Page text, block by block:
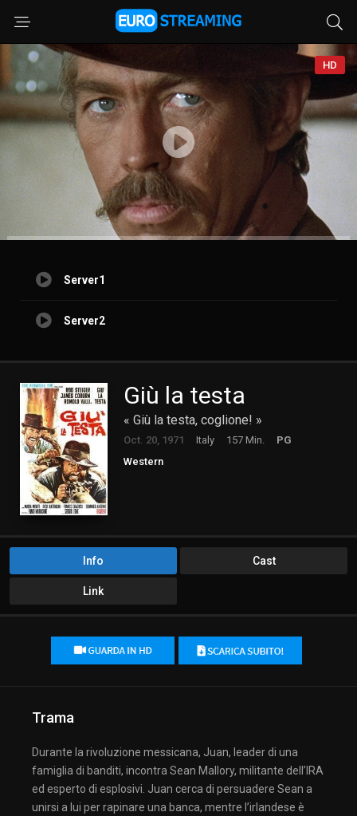
HD
Server1
Server2
Giù la testa
« Giù la testa, coglione! »
Oct. 20, 1971 Italy 157 Min.
PG
Western
Info Cast
Link
Trama
Durante la rivoluzione messicana, Juan, leader di una
famiglia di banditi, incontra Sean Mallory, militante dell’IRA
ed esperto di esplosivi. Juan cerca di persuadere Sean a
unirsi a lui per rapinare una banca, mentre l’irlandese è